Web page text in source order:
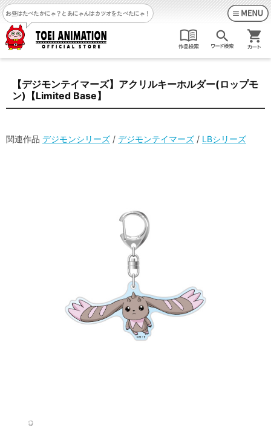
お昼はたべたかにゃ？ とあにゃんはカツオをたべたにゃ！
【デジモンテイマーズ】アクリルキーホルダー(ロップモ
ン)【Limited Base】
関連作品 デジモンシリーズ / デジモンテイマーズ / LBシリーズ